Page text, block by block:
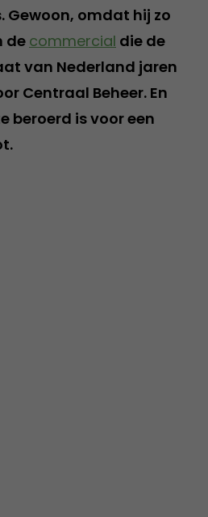
omdat hij zo
de commercial die de
van Nederland jaren
Centraal Beheer. En
beroerd is voor een